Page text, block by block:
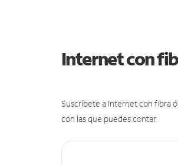
Internet con
Suscríbete a Internet con fibra
con las que puedes contar.